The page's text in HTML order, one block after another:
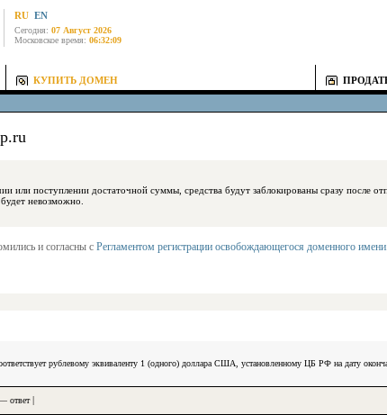
RU EN
Сегодня: 07 Август 2026
Московское время: 06:32:09
КУПИТЬ ДОМЕН
поступлении достаточной суммы, средства будут заблокированы сразу после отправки заказа. После блокировки
невозможно.
и согласны с Регламентом регистрации освобождающегося доменного имени
рублевому эквиваленту 1 (одного) доллара США, установленному ЦБ РФ на дату
ответ|